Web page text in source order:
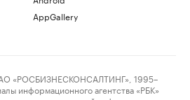
AppGallery
«РОСБИЗНЕСКОНСАЛТИНГ», 1995–
информационного агентства «РБК»